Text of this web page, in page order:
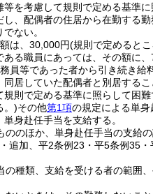
等を考慮して規則で定める基準
し、配偶者の住居から在勤する
ない。
は、30,000円(規則で定めると
ある職員にあっては、その額に
員等であった者から引き続き
同居していた配偶者と別居する
規則で定める基準に照らして困
。)その他第1項の規定による単身
身赴任手当を支給する。
ののほか、単身赴任手当の支給
追加、平2条例23・平5条例35
の種類、支給を受ける者の範囲